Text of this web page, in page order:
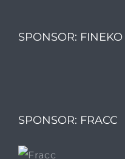
SPONSOR: FINEKO
SPONSOR: FRACC